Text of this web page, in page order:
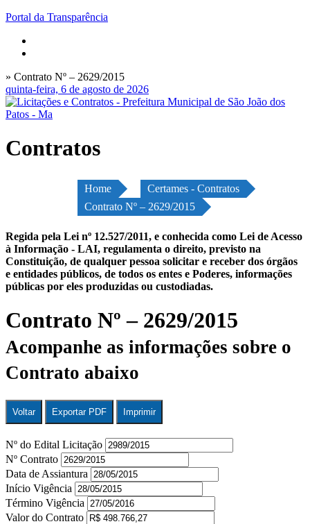
Portal da Transparência
» Contrato Nº – 2629/2015
quinta-feira, 6 de agosto de 2026
Contratos
Home
Certames - Contratos
Contrato Nº – 2629/2015
Regida pela Lei nº 12.527/2011, e conhecida como Lei de Acesso
à Informação - LAI, regulamenta o direito, previsto na
Constituição, de qualquer pessoa solicitar e receber dos órgãos
e entidades públicos, de todos os entes e Poderes, informações
públicas por eles produzidas ou custodiadas.
Contrato Nº – 2629/2015
Acompanhe as informações sobre o
Contrato abaixo
Voltar Exportar PDF Imprimir
Nº do Edital Licitação
Nº Contrato
Data de Assiantura
Início Vigência
Término Vigência
Valor do Contrato